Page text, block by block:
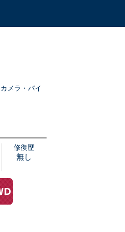
メラ・パイ
Ｂ６が入庫しました！プレミアムサウンドの
なることでしょう。是非ご覧にお越しくださ
修復歴
無し